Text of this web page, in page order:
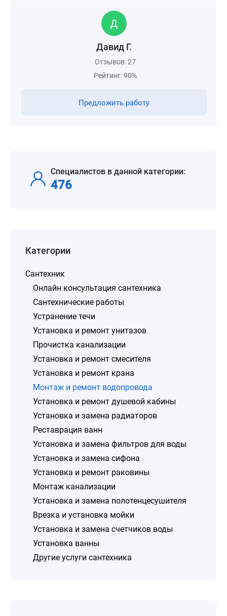
Давид Г.
Отзывов: 27
Рейтинг: 90%
Предложить работу
Специалистов в данной категории:
476
Категории
Сантехник
Онлайн консультация сантехника
Сантехнические работы
Устранение течи
Установка и ремонт унитазов
Прочистка канализации
Установка и ремонт смесителя
Установка и ремонт крана
Монтаж и ремонт водопровода
Установка и ремонт душевой кабины
Установка и замена радиаторов
Реставрация ванн
Установка и замена фильтров для воды
Установка и замена сифона
Установка и ремонт раковины
Монтаж канализации
Установка и замена полотенцесушителя
Врезка и установка мойки
Установка и замена счетчиков воды
Установка ванны
Другие услуги сантехника